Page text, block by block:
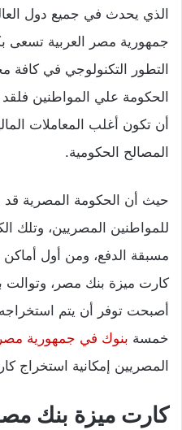
الذي يحدث في جميع دول
جمهورية مصر العربية تسعى
التطور التكنولوجي في كافة
الحكومة علي المواطنين
أن تكون أغلب المعاملات
المصالح الحكومية.
حيث أن الحكومة المصرية
للمواطنين المصريين، وتلك
مسبقة الدفع، ومن أول
كارت ميزة بنك مصر، وتوالت
أصبحت توفر أن يتم
خمسة بنوك في جمهورية مصر
المصريين إمكانية استخراج
كارت ميزة بنك